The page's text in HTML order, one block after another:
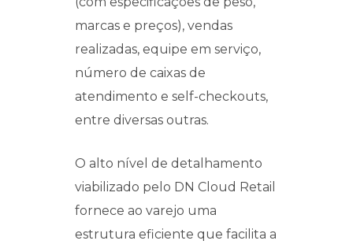
marcas e preços), vendas
realizadas, equipe em serviço,
número de caixas de
atendimento e self-checkouts,
entre diversas outras.
O alto nível de detalhamento
viabilizado pelo DN Cloud Retail
fornece ao varejo uma
estrutura eficiente que facilita a